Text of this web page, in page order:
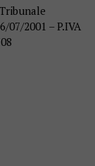
07/2001 – P.IVA